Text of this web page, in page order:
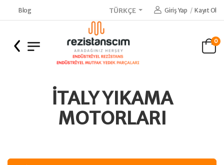
Blog TÜRKÇE Giriş Yap / Kayıt Ol
0
İTALY YIKAMA
MOTORLARI